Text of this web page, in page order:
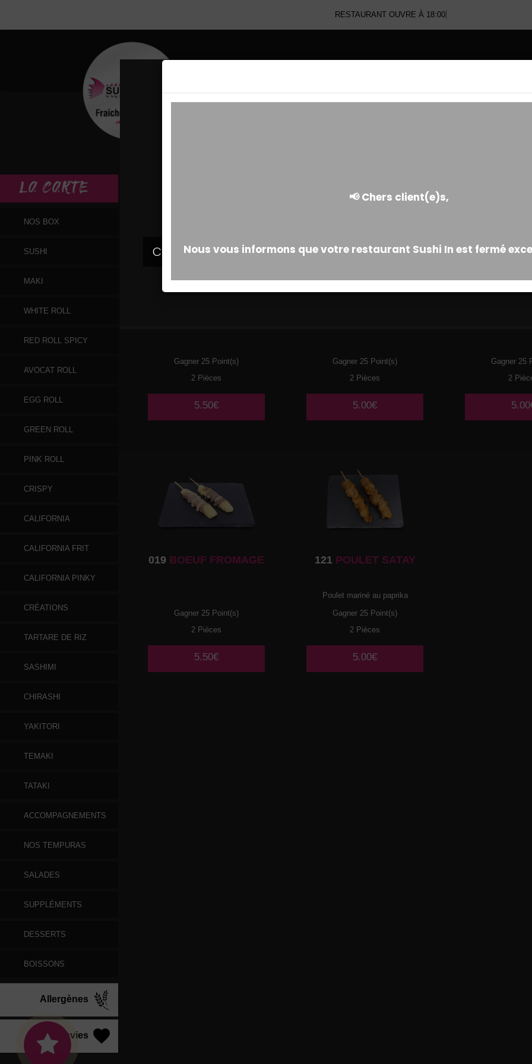
RESTAURANT OUVRE À 18:00
LA CARTE
NOS BOX
SUSHI
MAKI
WHITE ROLL
RED ROLL SPICY
AVOCAT ROLL
EGG ROLL
GREEN ROLL
PINK ROLL
CRISPY
CALIFORNIA
CALIFORNIA FRIT
CALIFORNIA PINKY
CRÉATIONS
TARTARE DE RIZ
SASHIMI
CHIRASHI
YAKITORI
TEMAKI
TATAKI
ACCOMPAGNEMENTS
NOS TEMPURAS
SALADES
SUPPLÉMENTS
DESSERTS
BOISSONS
Allergènes
Vos Envies
Gagner 25 Point(s)
2 Pièces
5.50€
Gagner 25 Point(s)
2 Pièces
5.00€
Gagner 25
2
019 BOEUF FROMAGE
Gagner 25 Point(s)
2 Pièces
5.50€
121POULET SATAY
Poulet mariné au paprika
Gagner 25 Point(s)
2 Pièces
5.00€